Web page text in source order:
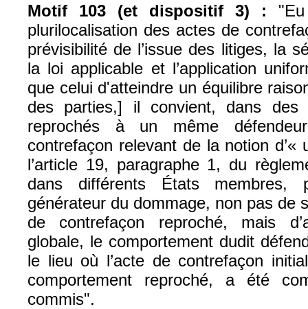
Motif 103 (et dispositif 3) :
plurilocalisation des actes de
prévisibilité de l’issue des litiges, la
la loi applicable et l’application
que celui d'atteindre un équilibre
des parties,] il convient, dans des
reprochés à un même
contrefaçon relevant de la notion
l’article 19, paragraphe 1, du
dans différents États
générateur du dommage, non pas de
de contrefaçon reproché, mais
globale, le comportement dudit
le lieu où l’acte de contrefaçon
comportement reproché, a été
commis".